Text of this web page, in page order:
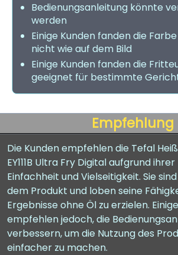
Bedienungsanleitung könnte
werden
Einige Kunden fanden die
nicht wie auf dem Bild
Einige Kunden fanden die
geeignet für bestimmte
Empfehlung
Die Kunden empfehlen die Tefal
EY111B Ultra Fry Digital aufgrund
Einfachheit und Vielseitigkeit. Sie
dem Produkt und loben seine
Ergebnisse ohne Öl zu erzielen.
empfehlen jedoch, die
verbessern, um die Nutzung des
einfacher zu machen.